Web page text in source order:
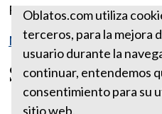
Fuente:https://
Más reflexiones de abril
San Estanislao
Oblatos.com utiliza
terceros, para la mejora
usuario durante la
continuar, entendemos
consentimiento para su
sitio web.